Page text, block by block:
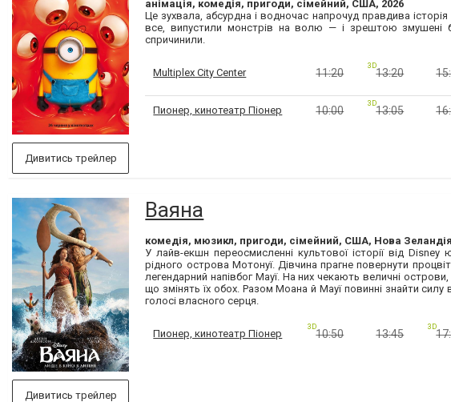
Дивитись трейлер
анімація, комедія, пригоди, сімейний, США, 2026
Це зухвала, абсурдна і водночас напрочуд правдива
все, випустили монстрів на волю — і зрештою змушені
спричинили.
Multiplex City Center 11:20 13:20
3D
Пионер, кинотеатр Піонер 10:00 13:05
3D
Дивитись трейлер
Ваяна
комедія, мюзикл, пригоди, сімейний, США, Нова
У лайв-екшн переосмисленні культової історії від
рідного острова Мотонуї. Дівчина прагне повернути
легендарний напівбог Мауї. На них чекають величні
що змінять їх обох. Разом Моана й Мауї повинні знайти
голосі власного серця.
Пионер, кинотеатр Піонер 10:50
3D
13:45
3D